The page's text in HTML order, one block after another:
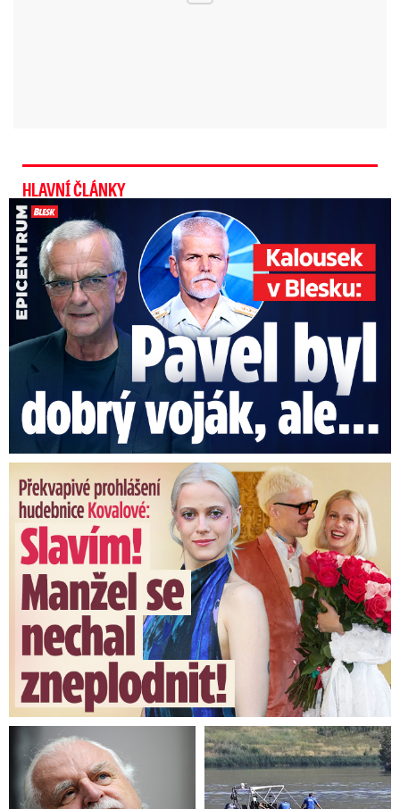
HLAVNÍ ČLÁNKY
Kalousek o prezidentovi: S Pavlem jsem se nesmířil!
Překvapivé prohlášení hudebnice Kovalové: Slavím! Manžel se ...